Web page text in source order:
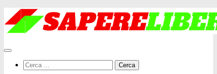
Salta
al
contenuto
Ricerca
per: